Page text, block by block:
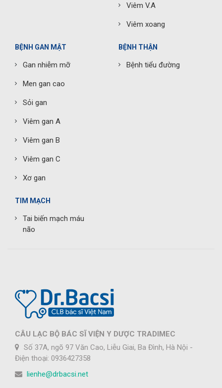
Viêm V.A
Viêm xoang
BỆNH GAN MẬT
Gan nhiễm mỡ
Men gan cao
Sỏi gan
Viêm gan A
Viêm gan B
Viêm gan C
Xơ gan
BỆNH THẬN
Bệnh tiểu đường
TIM MẠCH
Tai biến mạch máu
não
CÂU LẠC BỘ BÁC SĨ VIỆN Y DƯỢC TRADIMEC
Số 37A, ngõ 97 Văn Cao, Liễu Giai, Ba Đình, Hà Nội -
Điện thoại: 0936427358
lienhe@drbacsi.net